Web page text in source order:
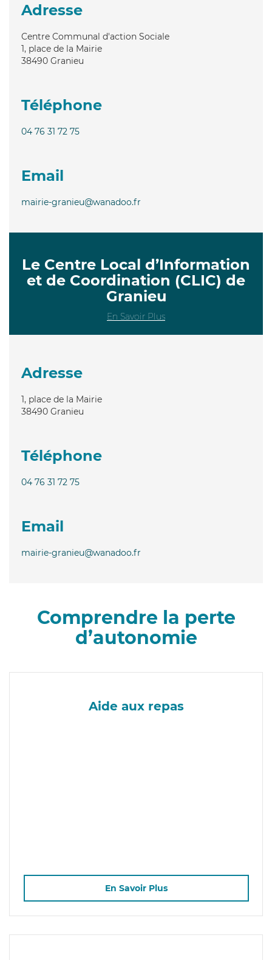
Adresse
Centre Communal d'action Sociale
1, place de la Mairie
38490 Granieu
Téléphone
04 76 31 72 75
Email
mairie-granieu@wanadoo.fr
Le Centre Local d’Information
et de Coordination (CLIC) de
Granieu
En Savoir Plus
Adresse
1, place de la Mairie
38490 Granieu
Téléphone
04 76 31 72 75
Email
mairie-granieu@wanadoo.fr
Comprendre la perte
d’autonomie
Aide aux repas
En Savoir Plus